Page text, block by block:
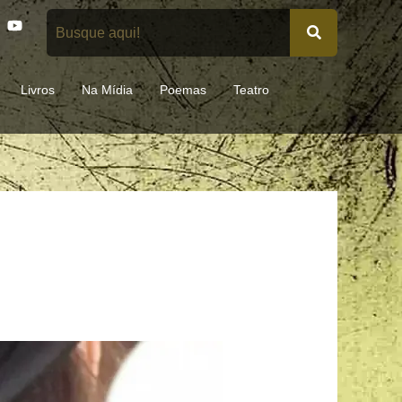
Y
o
t
u
b
e
Livros Na Mídia Poemas Teatro